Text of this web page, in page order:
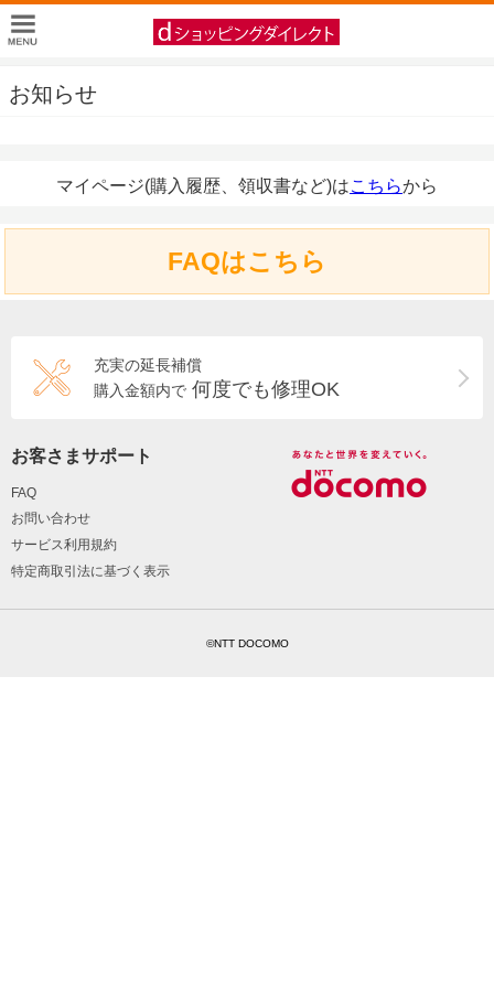
お知らせ
マイページ(購入履歴、領収書など)はこちらから
FAQはこちら
充実の延長補償
購入金額内で 何度でも修理OK
お客さまサポート
FAQ
お問い合わせ
サービス利用規約
特定商取引法に基づく表示
©NTT DOCOMO